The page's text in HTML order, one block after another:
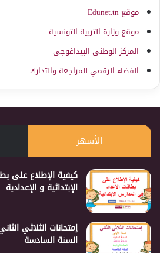
موقع Edunet.tn
موقع وزارة التربية التونسية
المركز الوطني البيداغوجي
الفضاء الرقمي للمراجعة والتدارك
الأشهر
كيفية الإطلاع على
الإبتدائية و الإعدادية
إمتحانات الثلاثي
السنة السادسة